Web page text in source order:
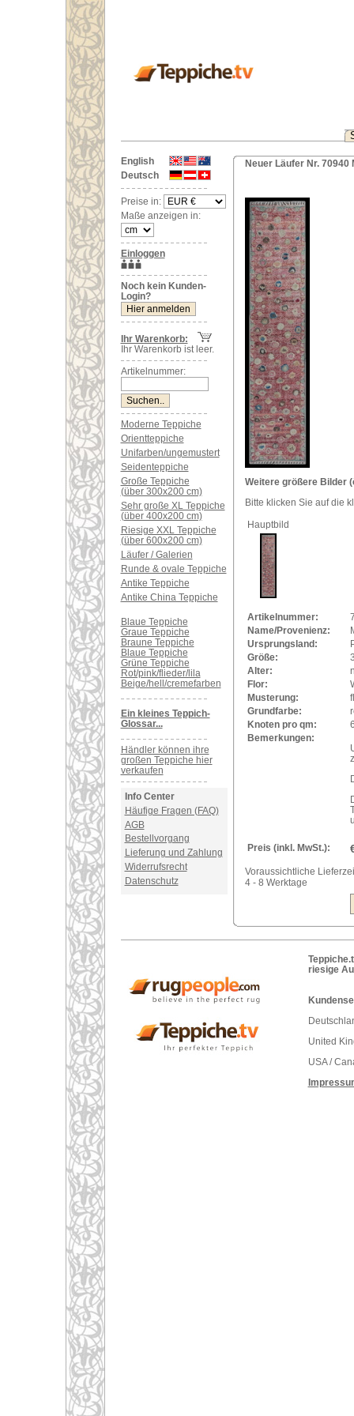
English
Deutsch
Preise in:
Maße anzeigen in:
Einloggen
Noch kein Kunden-
Login?
Ihr Warenkorb:
Ihr Warenkorb ist leer.
Artikelnummer:
Moderne Teppiche
Orientteppiche
Unifarben/ungemustert
Seidenteppiche
Große Teppiche
(über 300x200 cm)
Sehr große XL Teppiche
(über 400x200 cm)
Riesige XXL Teppiche
(über 600x200 cm)
Läufer / Galerien
Runde & ovale Teppiche
Antike Teppiche
Antike China Teppiche
Blaue Teppiche
Graue Teppiche
Braune Teppiche
Blaue Teppiche
Grüne Teppiche
Rot/pink/flieder/lila
Beige/hell/cremefarben
Ein kleines Teppich-
Glossar...
Händler können ihre
großen Teppiche hier
verkaufen
Info Center
Häufige Fragen (FAQ)
AGB
Bestellvorgang
Lieferung und Zahlung
Widerrufsrecht
Datenschutz
Neuer Läufer Nr.
Weitere größere Bilder
Bitte klicken Sie auf die
Hauptbild
Artikelnummer:
Name/Provenienz:
Ursprungsland:
Größe:
Alter:
Flor:
Musterung:
Grundfarbe:
Knoten pro qm:
Bemerkungen:
Preis (inkl. MwSt.):
Voraussichtliche
4 - 8 Werktage
riesige
United
USA /